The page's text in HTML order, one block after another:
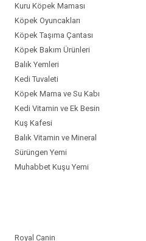
Kuru Köpek Maması
Köpek Oyuncakları
Köpek Taşıma Çantası
Köpek Bakım Ürünleri
Balık Yemleri
Kedi Tuvaleti
Köpek Mama ve Su Kabı
Kedi Vitamin ve Ek Besin
Kuş Kafesi
Balık Vitamin ve Mineral
Sürüngen Yemi
Muhabbet Kuşu Yemi
Royal Canin